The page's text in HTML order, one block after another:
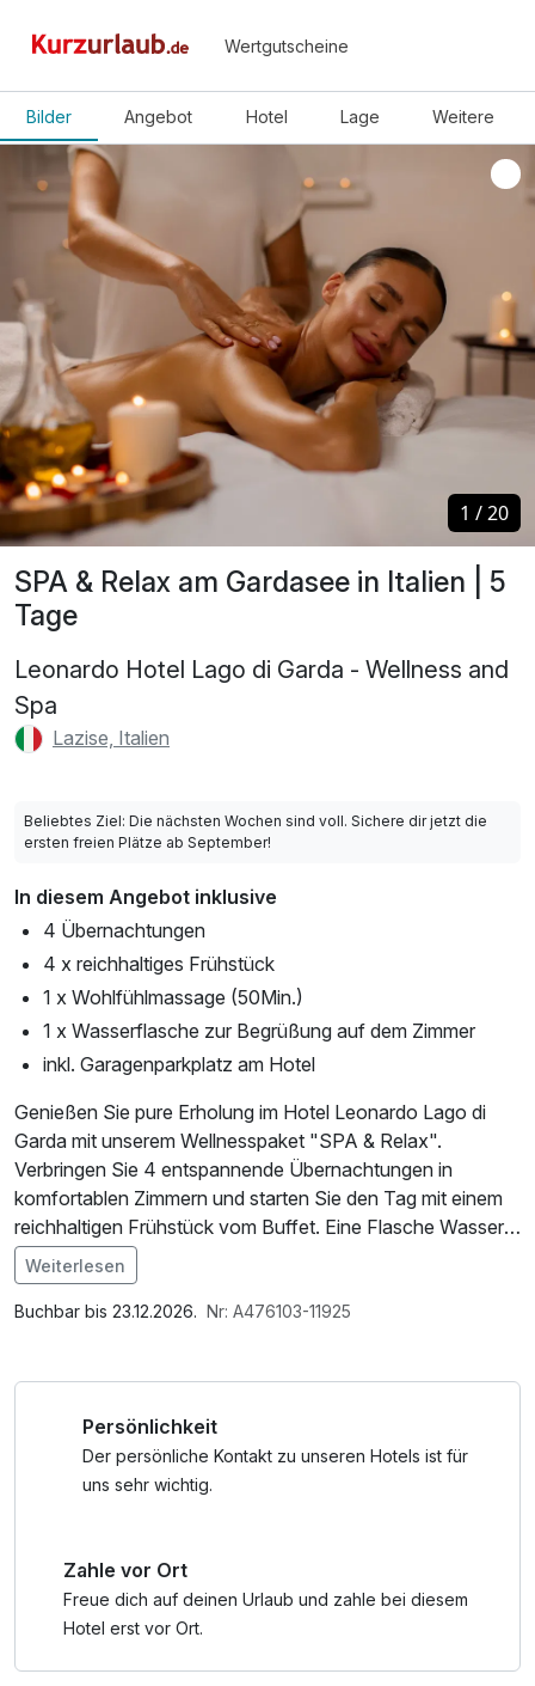
Wertgutscheine
Bilder Angebot Hotel Lage Weitere
SPA & Relax am Gardasee in Italien | 5
Tage
Leonardo Hotel Lago di Garda - Wellness and
Spa
Lazise, Italien
1 /20
1 /20
Beliebtes Ziel: Die nächsten Wochen sind voll. Sichere dir jetzt die
ersten freien Plätze ab September!
In diesem Angebot inklusive
4 Übernachtungen
4 x reichhaltiges Frühstück
1 x Wohlfühlmassage (50Min.)
1 x Wasserflasche zur Begrüßung auf dem Zimmer
inkl. Garagenparkplatz am Hotel
Genießen Sie pure Erholung im Hotel Leonardo Lago di
Garda mit unserem Wellnesspaket "SPA & Relax".
Verbringen Sie 4 entspannende Übernachtungen in
komfortablen Zimmern und starten Sie den Tag mit einem
reichhaltigen Frühstück vom Buffet. Eine Flasche Wasser
erwartet Sie als Willkommensgruß in Ihrem Zimmer. Lassen
Sie sich bei einer 50-minütigen Massage pro Person
verwöhnen und tanken Sie neue Energie. Im Preis
Gardasee, das charmante Ufer und historische Städte wie
Sirmione oder Malcesine. Ein idealer Ort, um Wellness mit
der Schönheit der Region zu verbinden.
Im Angebot enthalten
1 Flasche Mineralwasser, Saunabenutzung, Parkplatz,
Bademantel und -tücher
Weiterlesen
Buchbar bis 23.12.2026. Nr: A476103-11925
Persönlichkeit
Der persönliche Kontakt zu unseren Hotels ist für
uns sehr wichtig.
Zahle vor Ort
Freue dich auf deinen Urlaub und zahle bei diesem
Hotel erst vor Ort.